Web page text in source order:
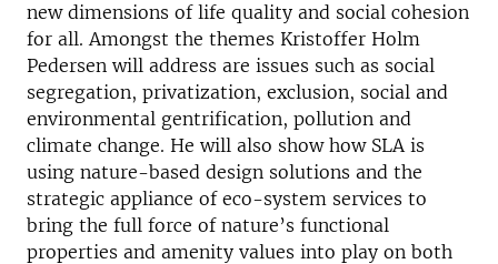
new dimensions of life quality and social cohesion
for all. Amongst the themes Kristoffer Holm
Pedersen will address are issues such as social
segregation, privatization, exclusion, social and
environmental gentrification, pollution and
climate change. He will also show how SLA is
using nature-based design solutions and the
strategic appliance of eco-system services to
bring the full force of nature’s functional
properties and amenity values into play on both